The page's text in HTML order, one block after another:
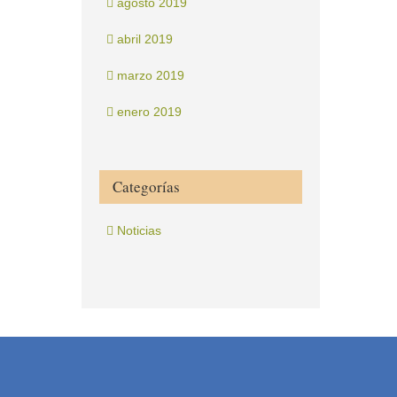
abril 2019
marzo 2019
enero 2019
Categorías
Noticias